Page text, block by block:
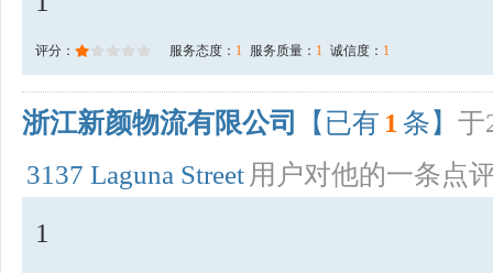
评分： 服务态度： 1 服务质量： 1 诚信度： 1
浙江新颜物流有限公司 【已有 1 条】 于
3137 Laguna Street 用户对他的一条点
1